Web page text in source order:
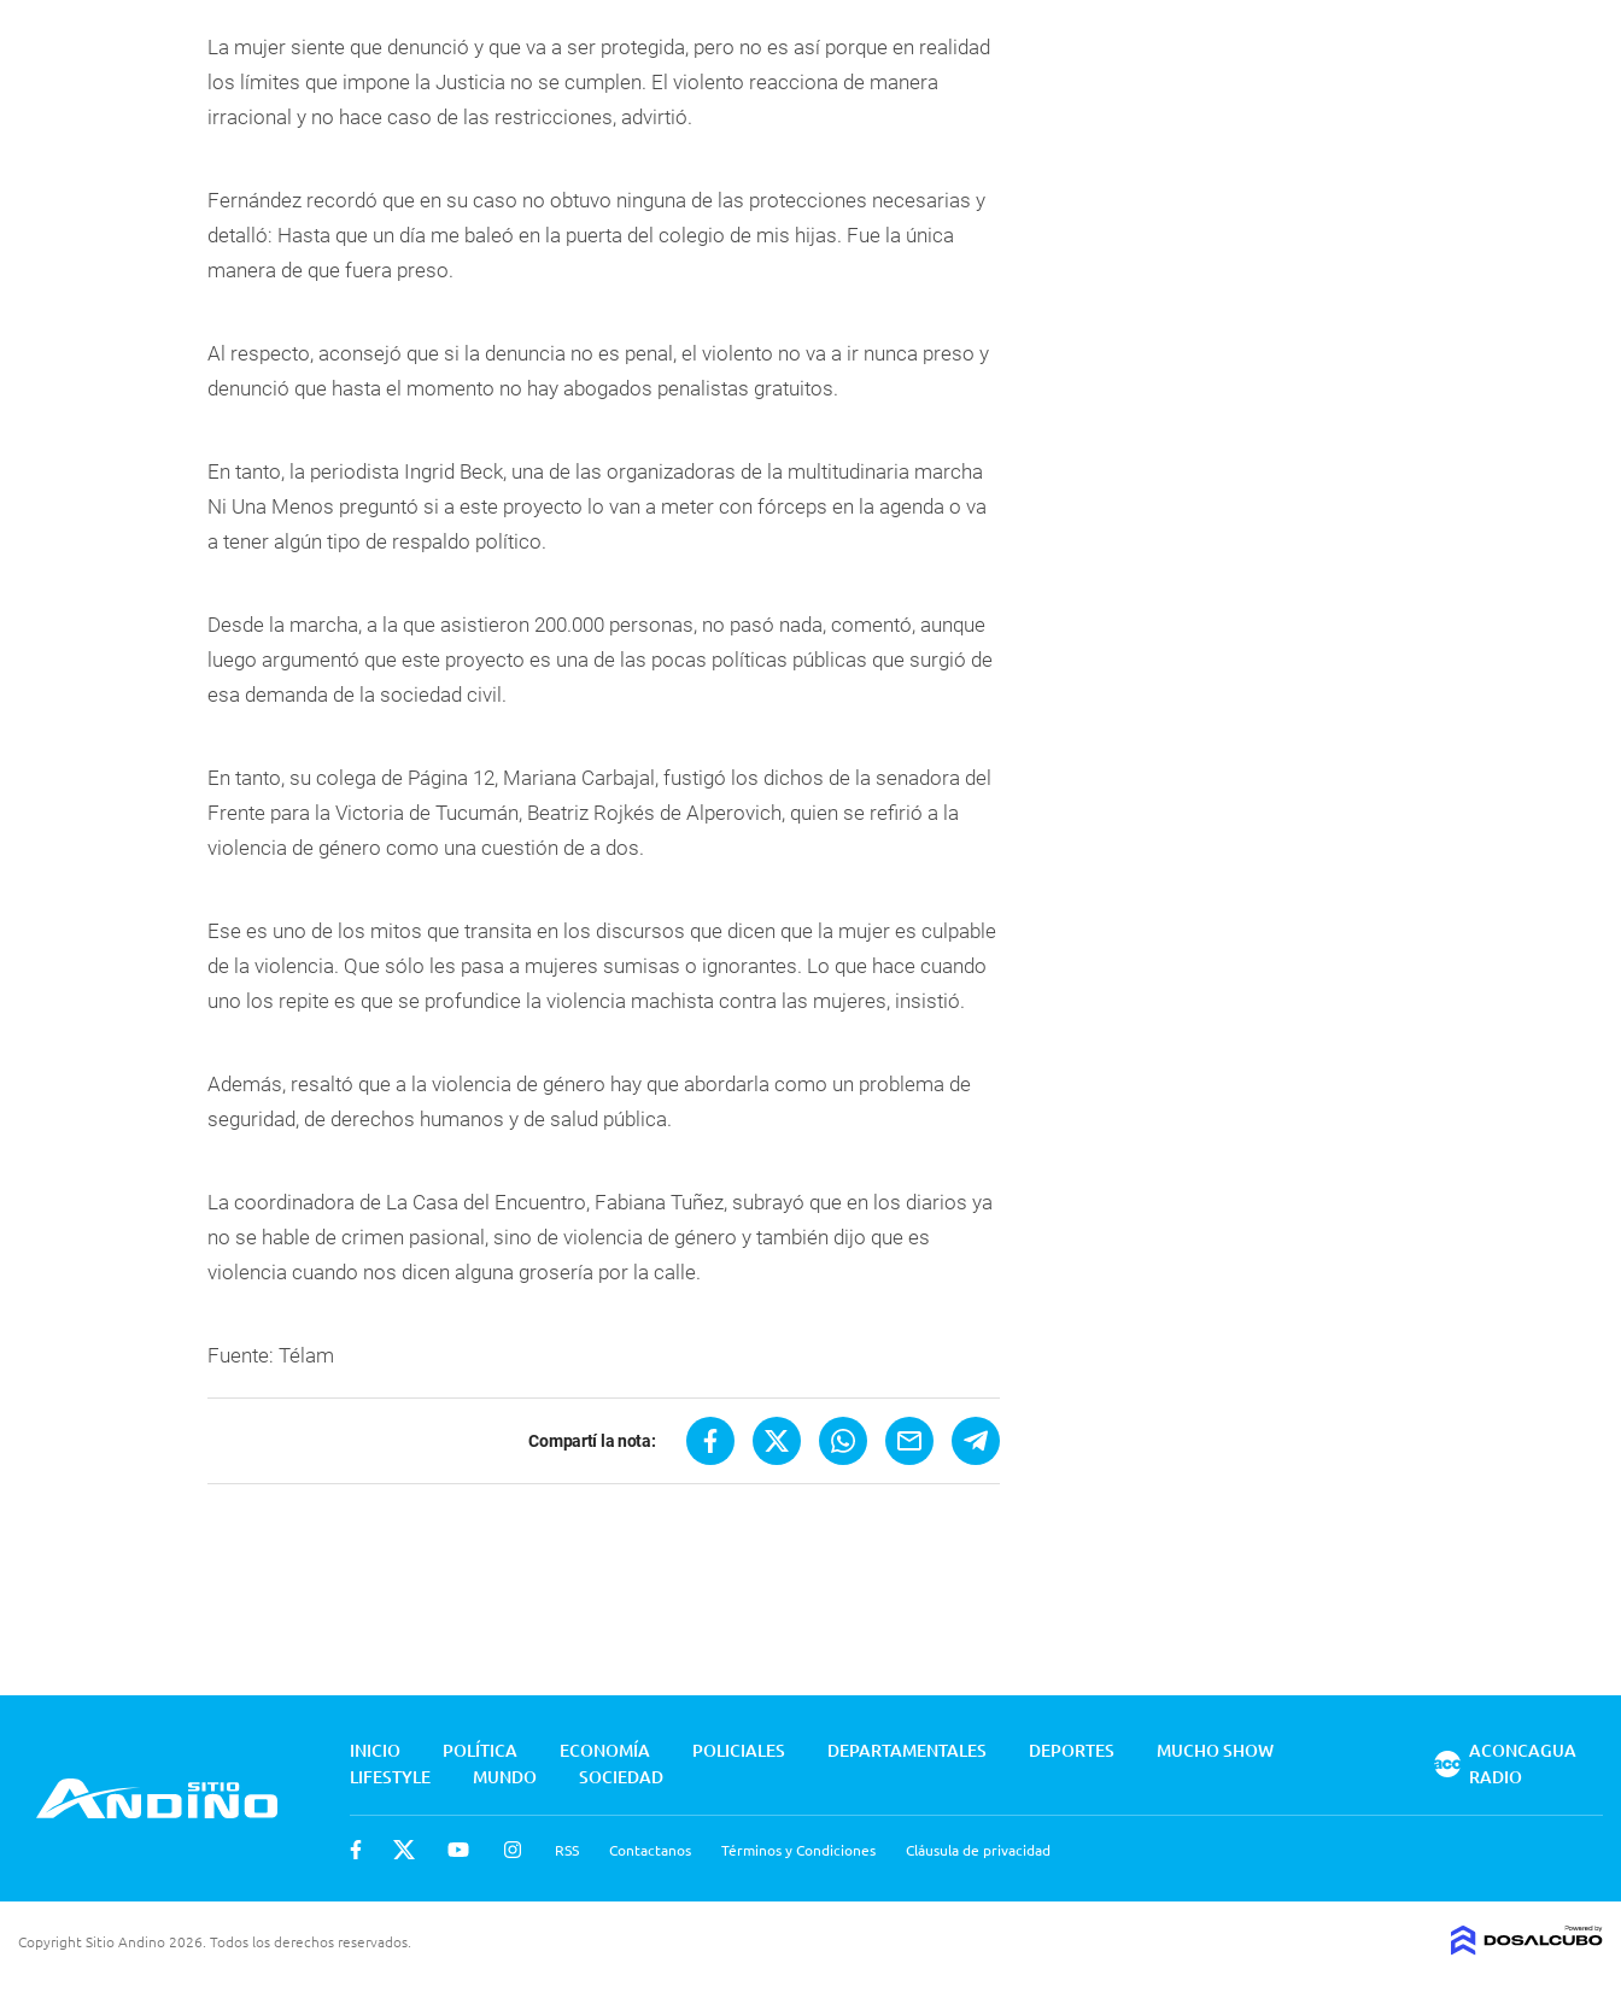
La mujer siente que denunció y que va a ser protegida, pero no es así porque en realidad
los límites que impone la Justicia no se cumplen. El violento reacciona de manera
irracional y no hace caso de las restricciones, advirtió.
Fernández recordó que en su caso no obtuvo ninguna de las protecciones necesarias y
detalló: Hasta que un día me baleó en la puerta del colegio de mis hijas. Fue la única
manera de que fuera preso.
Al respecto, aconsejó que si la denuncia no es penal, el violento no va a ir nunca preso y
denunció que hasta el momento no hay abogados penalistas gratuitos.
En tanto, la periodista Ingrid Beck, una de las organizadoras de la multitudinaria marcha
Ni Una Menos preguntó si a este proyecto lo van a meter con fórceps en la agenda o va
a tener algún tipo de respaldo político.
Desde la marcha, a la que asistieron 200.000 personas, no pasó nada, comentó, aunque
luego argumentó que este proyecto es una de las pocas políticas públicas que surgió de
esa demanda de la sociedad civil.
En tanto, su colega de Página 12, Mariana Carbajal, fustigó los dichos de la senadora del
Frente para la Victoria de Tucumán, Beatriz Rojkés de Alperovich, quien se refirió a la
violencia de género como una cuestión de a dos.
Ese es uno de los mitos que transita en los discursos que dicen que la mujer es culpable
de la violencia. Que sólo les pasa a mujeres sumisas o ignorantes. Lo que hace cuando
uno los repite es que se profundice la violencia machista contra las mujeres, insistió.
Además, resaltó que a la violencia de género hay que abordarla como un problema de
seguridad, de derechos humanos y de salud pública.
La coordinadora de La Casa del Encuentro, Fabiana Tuñez, subrayó que en los diarios ya
no se hable de crimen pasional, sino de violencia de género y también dijo que es
violencia cuando nos dicen alguna grosería por la calle.
Fuente: Télam
Compartí la nota:
INICIO POLÍTICA ECONOMÍA POLICIALES DEPARTAMENTALES DEPORTES
MUCHO SHOW
LIFESTYLE
MUNDO SOCIEDAD
RSS Contactanos Términos y Condiciones Cláusula de privacidad
ACONCAGUA
RADIO
Copyright Sitio Andino 2026. Todos los derechos reservados.